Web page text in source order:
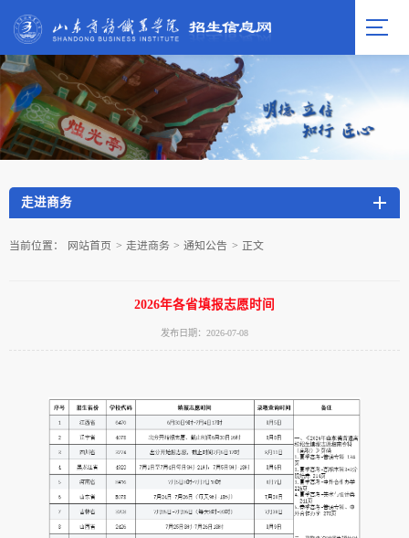
走进商务
当前位置： 网站首页 > 走进商务 > 通知公告 > 正文
2026年各省填报志愿时间
发布日期：2026-07-08